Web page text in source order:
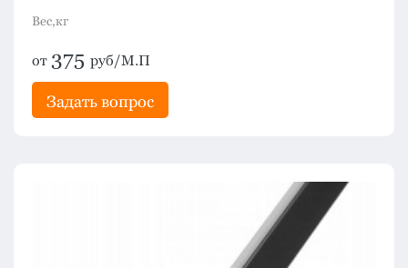
Вес,кг
от 375 руб/М.П
Задать вопрос